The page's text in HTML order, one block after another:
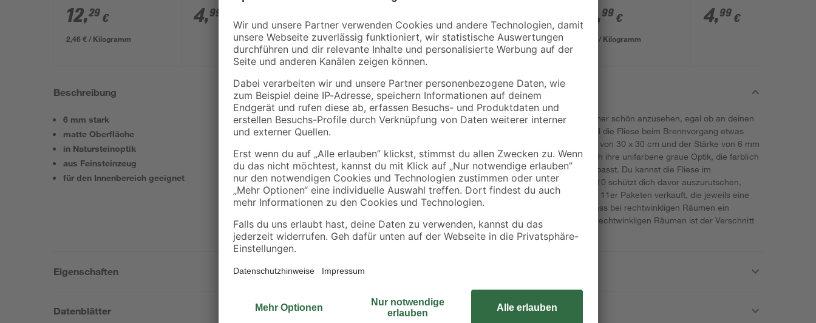
12,29 €
2,46 € / Kilogramm
graubeige 30 x 30 cm
4,99 8
1,66 € / Kilogramm
4 25 ,99 €
1,18 € / Kilogramm
schwarz 30 x 30 cm
4,99 €
Beschreibung
6 mm stark
matte Oberfläche
in Natursteinoptik
aus Feinsteinzeug
für den Innenbereich geeignet
Die Mosaikfliese aus der Serie 'Color Dot' ist immer schön anzusehen, egal ob an deinen
Wänden oder einem kreativen Bastelprojekt. Weil die Fliese beim Brennvorgang etwas
schrumpfen kann, handelt es sich bei der Größe von 30 x 30 cm und der Stärke von 6 mm
nur um ungefähre Maße. Dabei besticht sie durch ihre unifarbene graue Optik, die farblich
mit vielen verschiedenen Wohnstilen zusammenpasst. Du kannst die Fliese im
Innenbereich verlegen. Die Rutschhemmklasse 10 schützt dich davor auszurutschen,
auch wenn der Boden mal nass wird. Sie wird in 11er Paketen verkauft, die jeweils eine
Fläche von 0,99 m² abdecken. Bitte bedenke, dass bei rechtwinkligen Räumen ein
ungefährer Verschnitt von 5 % anfällt. Bei nicht rechtwinkligen Räumen ist der Verschnitt
entsprechend größer.
Eigenschaften
Datenblätter